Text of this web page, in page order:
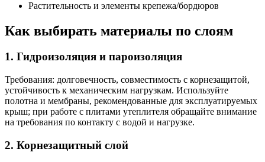
Растительность и элементы крепежа/бордюров
Как выбирать материалы по слоям
1. Гидроизоляция и пароизоляция
Требования: долговечность, совместимость с корнезащитой,
устойчивость к механическим нагрузкам. Используйте
полотна и мембраны, рекомендованные для эксплуатируемых
крыш; при работе с плитами утеплителя обращайте внимание
на требования по контакту с водой и нагрузке.
2. Корнезащитный слой